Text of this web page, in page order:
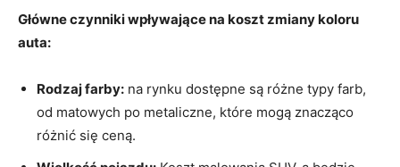
Główne czynniki wpływające na koszt zmiany koloru
auta:
Rodzaj farby: na rynku dostępne są różne typy farb,
od matowych po metaliczne, które mogą znacząco
różnić się ceną.